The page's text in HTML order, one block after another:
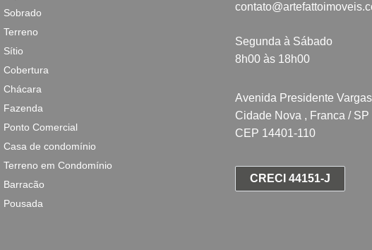
Sobrado
Terreno
Sítio
Cobertura
Chácara
Fazenda
Ponto Comercial
Casa de condomínio
Terreno em Condomínio
Barracão
Pousada
Segunda à Sábado
8h00 às 18h00
Avenida Presidente
Cidade Nova , Franca / SP
CEP 14401-110
CRECI 44151-J